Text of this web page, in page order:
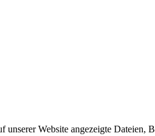
Website angezeigte Dateien,